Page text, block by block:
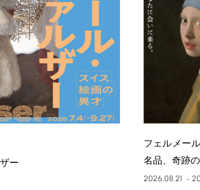
ー
フェルメー
名品、奇跡
2026.08.21 –